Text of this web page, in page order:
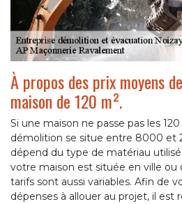
À propos des prix moyens
maison de 120 m².
Si une maison ne passe pas les
démolition se situe entre 8000 et
dépend du type de matériau
votre maison est située en ville ou
tarifs sont aussi variables. Afin de
dépenses à allouer au projet, il est